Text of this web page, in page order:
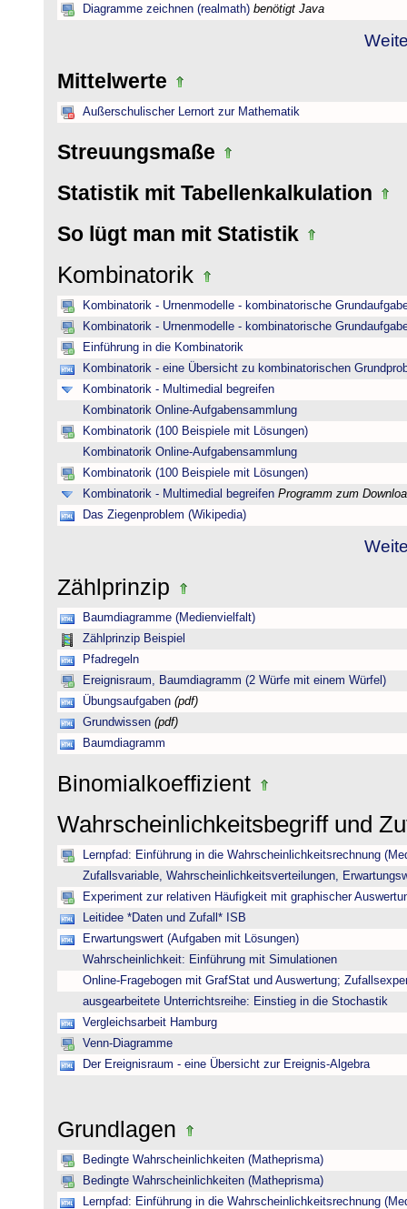
Diagramme zeichnen (realmath) benötigt Java
Mittelwerte
Außerschulischer Lernort zur Mathematik
Streuungsmaße
Statistik mit Tabellenkalkulation
So lügt man mit Statistik
Kombinatorik
Kombinatorik - Urnenmodelle - kombinatorische
Kombinatorik - Urnenmodelle - kombinatorische
Einführung in die Kombinatorik
Kombinatorik - eine Übersicht zu kombinatorischen
Kombinatorik - Multimedial begreifen
Kombinatorik Online-Aufgabensammlung
Kombinatorik (100 Beispiele mit Lösungen)
Kombinatorik Online-Aufgabensammlung
Kombinatorik (100 Beispiele mit Lösungen)
Kombinatorik - Multimedial begreifen Programm zum
Das Ziegenproblem (Wikipedia)
Zählprinzip
Baumdiagramme (Medienvielfalt)
Zählprinzip Beispiel
Pfadregeln
Ereignisraum, Baumdiagramm (2 Würfe mit einem Würfel)
Übungsaufgaben (pdf)
Grundwissen (pdf)
Baumdiagramm
Binomialkoeffizient
Wahrscheinlichkeitsbegriff und
Lernpfad: Einführung in die Wahrscheinlichkeitsrechnung
Zufallsvariable, Wahrscheinlichkeitsverteilungen,
Experiment zur relativen Häufigkeit mit graphischer
Leitidee *Daten und Zufall* ISB
Erwartungswert (Aufgaben mit Lösungen)
Wahrscheinlichkeit: Einführung mit Simulationen
Online-Fragebogen mit GrafStat und Auswertung;
ausgearbeitete Unterrichtsreihe: Einstieg in die Stochastik
Vergleichsarbeit Hamburg
Venn-Diagramme
Der Ereignisraum - eine Übersicht zur Ereignis-Algebra
Grundlagen
Bedingte Wahrscheinlichkeiten (Matheprisma)
Bedingte Wahrscheinlichkeiten (Matheprisma)
Lernpfad: Einführung in die Wahrscheinlichkeitsrechnung